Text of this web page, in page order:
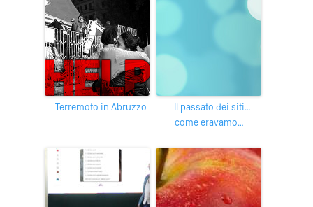
Terremoto in Abruzzo
Il passato dei siti…
come eravamo…